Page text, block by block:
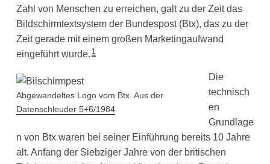
Zahl von Menschen zu erreichen, galt zu der Zeit das
Bildschirmtextsystem der Bundespost (Btx), das zu der
Zeit gerade mit einem großen Marketingaufwand
eingeführt wurde. 1
Abgewandeltes Logo vom Btx. Aus der
Datenschleuder 5+6/1984.
Die
technisch
en
Grundlage
n von Btx waren bei seiner Einführung bereits 10 Jahre
alt. Anfang der Siebziger Jahre von der britischen